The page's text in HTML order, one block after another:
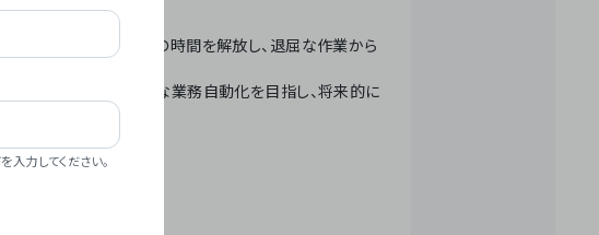
テクノロジーで人々の時間を解放し、退屈な作業から
」 – 世界的な業務自動化を目指し、将来的に
力してください。